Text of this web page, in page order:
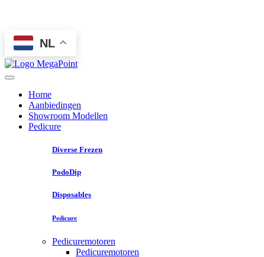
NL
Home
Aanbiedingen
Showroom Modellen
Pedicure
Diverse Frezen
PodoDip
Disposables
Pedicure
Pedicuremotoren
Pedicuremotoren